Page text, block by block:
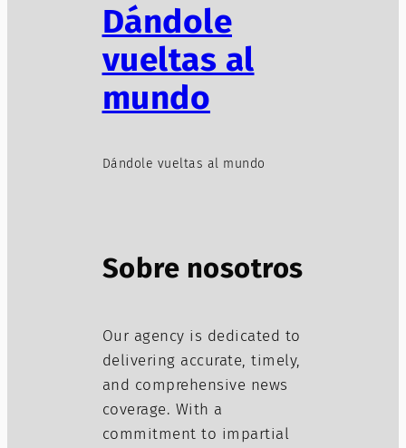
Dándole
vueltas al
mundo
Dándole vueltas al mundo
Sobre nosotros
Our agency is dedicated to
delivering accurate, timely,
and comprehensive news
coverage. With a
commitment to impartial